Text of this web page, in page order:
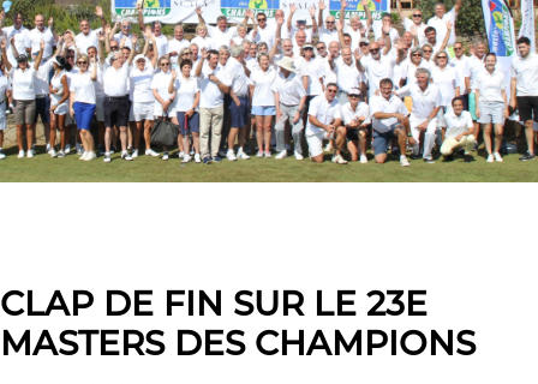
CLAP DE FIN SUR LE 23E
MASTERS DES CHAMPIONS